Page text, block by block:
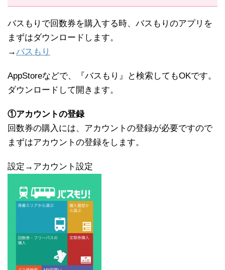
バスもりで回数券を購入する時、バスもりのアプリを
まずはダウンロードします。
→バスもり
AppStoreなどで、『バスもり』と検索してもOKです。
ダウンロードして開きます。
①アカウントの登録
回数券の購入には、アカウントの登録が必要ですので
まずはアカウントの登録をします。
設定→アカウント設定